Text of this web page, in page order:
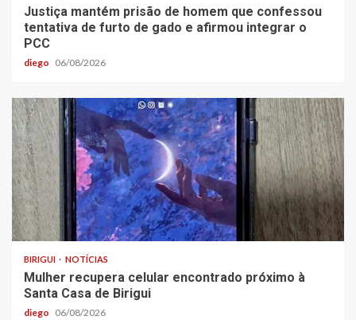
Justiça mantém prisão de homem que confessou
tentativa de furto de gado e afirmou integrar o
PCC
diego 06/08/2026
BIRIGUI NOTÍCIAS
Mulher recupera celular encontrado próximo à
Santa Casa de Birigui
diego 06/08/2026